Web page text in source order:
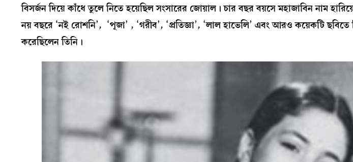
বিসর্জন দিয়ে কাঁধে তুলে নিতে হয়েছিল সংসারের জোয়াল। চার বছর বয়সে মহাজাবিন নাম
নয় বছরে ‘নই রোশনি’, ‘পূজা’ , ‘গরীব’, ‘প্রতিজ্ঞা’, ‘লাল হাভেলি’ এবং আরও কয়েকটি
করেছিলেন তিনি।